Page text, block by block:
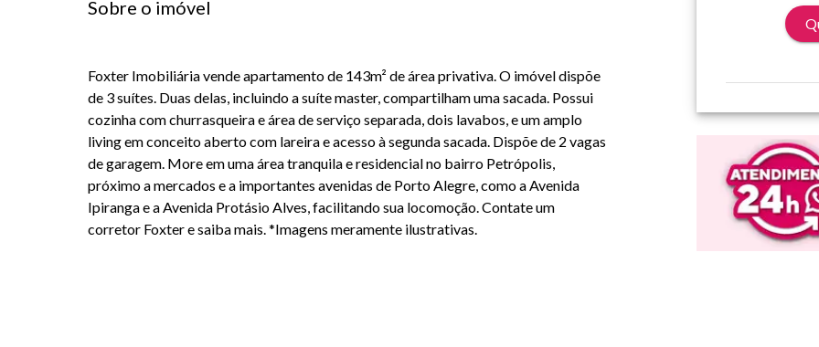
Sobre o imóvel
Foxter Imobiliáriavende apartamento de 143m² de área privativa.O imóvel dispõe
de 3 suítes. Duas delas, incluindo a suíte master, compartilham uma sacada. Possui
cozinha com churrasqueira e área de serviço separada,dois lavabos, e umamplo
living em conceito abertocom lareira e acesso à segunda sacada. Dispõe de 2 vagas
de garagem. More em uma área tranquila e residencial no bairro Petrópolis,
próximo a mercados e a importantes avenidas de Porto Alegre, como aAvenida
Ipirangae aAvenida Protásio Alves, facilitando sua locomoção. Contate um
corretor Foxtere saiba mais.*Imagens meramente ilustrativas.